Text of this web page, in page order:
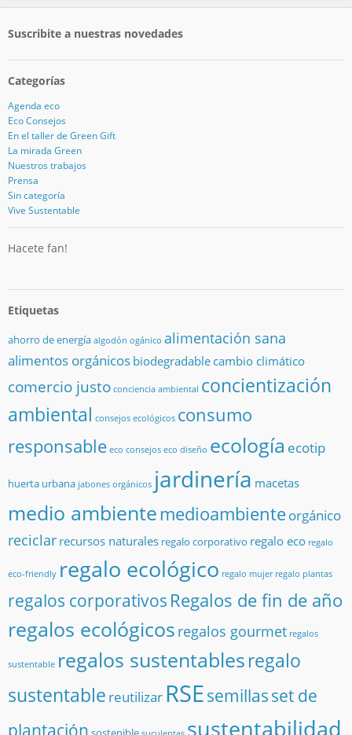
Suscribite a nuestras novedades
Categorías
Agenda eco
Eco Consejos
En el taller de Green Gift
La mirada Green
Nuestros trabajos
Prensa
Sin categoría
Vive Sustentable
Hacete fan!
Etiquetas
ahorro de energía algodón ogánico alimentación sana
alimentos orgánicos biodegradable cambio climático
comercio justo conciencia ambiental concientización
ambiental consejos ecológicos consumo
responsable eco consejos eco diseño ecología ecotip
huerta urbana jabones orgánicos jardinería macetas
medio ambientemedioambienteorgánico
reciclar recursos naturales regalo corporativo regalo eco regalo
eco-friendly regalo ecológico regalo mujer regalo plantas
regalos corporativos Regalos de fin de año
regalos ecológicos regalos gourmet regalos
sustentable regalos sustentablesregalo
sustentable reutilizar RSEsemillasset de
plantación
sustentabilidad